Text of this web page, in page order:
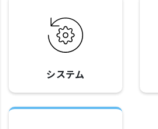
システム